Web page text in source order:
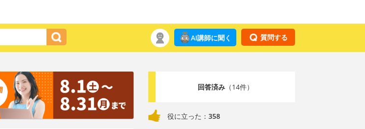
質問する
AI講師に聞く
回答済み（14件）
役に立った： 358